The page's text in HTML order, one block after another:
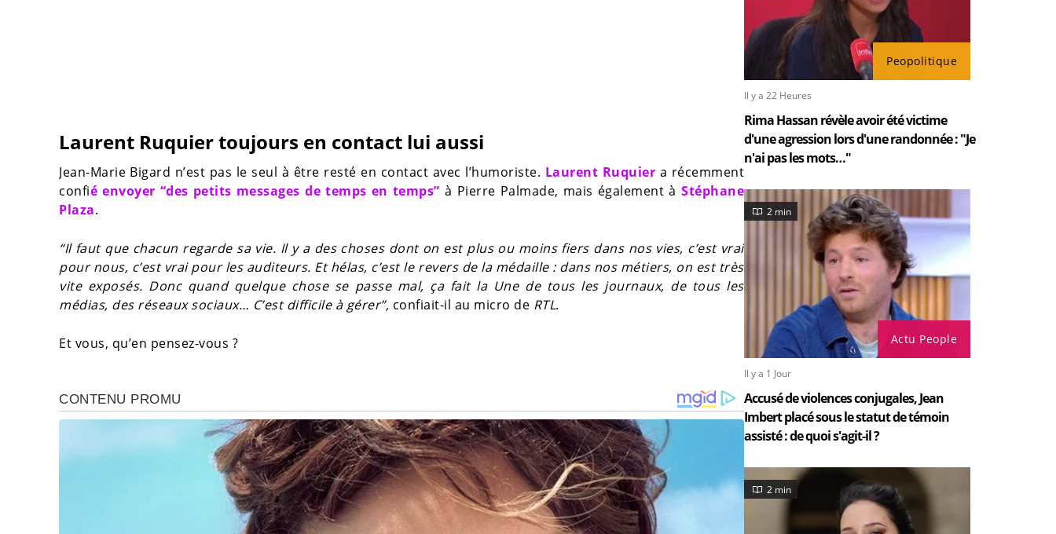
Laurent Ruquier toujours en contact lui aussi
Jean-Marie Bigard n’est pas le seul à être resté en contact avec l’humoriste. Laurent Ruquier a récemment
confié envoyer “des petits messages de temps en temps” à Pierre Palmade, mais également àStéphane
Plaza.
“Il faut que chacun regarde sa vie. Il y a des choses dont on est plus ou moins fiers dans nos vies, c’est vrai
pour nous, c’est vrai pour les auditeurs. Et hélas, c’est le revers de la médaille : dans nos métiers, on est très
vite exposés. Donc quand quelque chose se passe mal, ça fait la Une de tous les journaux, de tous les
médias, des réseaux sociaux… C’est difficile à gérer”, confiait-il au micro de RTL.
Et vous, qu’en pensez-vous ?
Peopolitique
Il y a 22 Heures
Rima Hassan révèle avoir été victime
d'une agression lors d'une randonnée : "Je
n'ai pas les mots…"
Actu People
2 min
Il y a 1 Jour
Accusé de violences conjugales, Jean
Imbert placé sous le statut de témoin
assisté : de quoi s'agit-il ?
2 min